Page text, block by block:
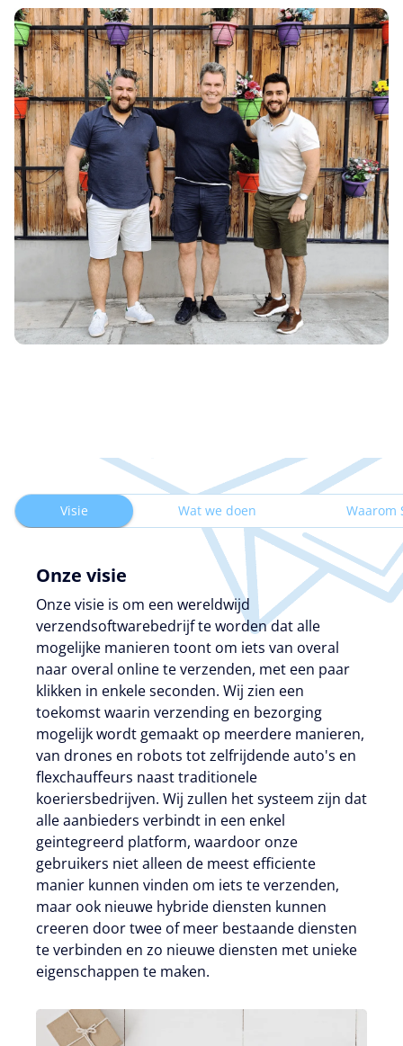
Visie Wat we doen Waarom
Onze visie
Onze visie is om een wereldwijd
verzendsoftwarebedrijf te worden dat alle
mogelijke manieren toont om iets van overal
naar overal online te verzenden, met een paar
klikken in enkele seconden. Wij zien een
toekomst waarin verzending en bezorging
mogelijk wordt gemaakt op meerdere manieren,
van drones en robots tot zelfrijdende auto's en
flexchauffeurs naast traditionele
koeriersbedrijven. Wij zullen het systeem zijn dat
alle aanbieders verbindt in een enkel
geintegreerd platform, waardoor onze
gebruikers niet alleen de meest efficiente
manier kunnen vinden om iets te verzenden,
maar ook nieuwe hybride diensten kunnen
creeren door twee of meer bestaande diensten
te verbinden en zo nieuwe diensten met unieke
eigenschappen te maken.